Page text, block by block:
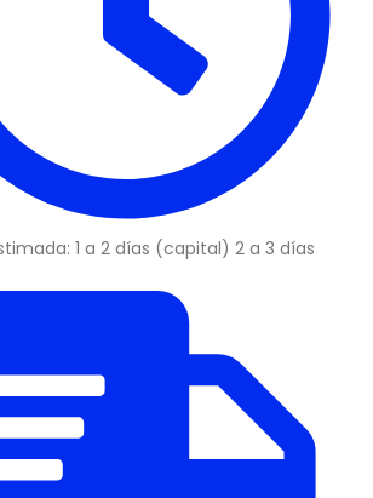
1 a 2 días (capital) 2 a 3 días